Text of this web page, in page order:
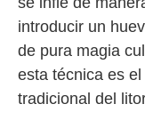
introducir un
de pura magia
esta técnica es
tradicional del